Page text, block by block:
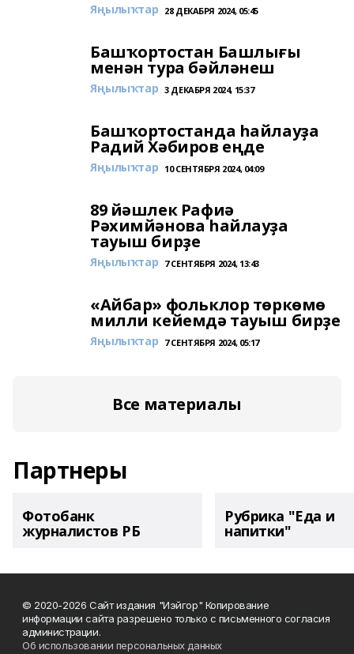
Яңылыҡтар 28 ДЕКАБРЯ 2024, 05:45
Башҡортостан Башлығы
менән тура бәйләнеш
Яңылыҡтар 3 ДЕКАБРЯ 2024, 15:37
Башҡортостанда һайлауҙа
Радий Хәбиров еңде
Яңылыҡтар 10 СЕНТЯБРЯ 2024, 04:09
89 йәшлек Рафиә
Рәхимйәнова һайлауҙа
тауыш бирҙе
Яңылыҡтар 7 СЕНТЯБРЯ 2024, 13:43
«Айбар» фольклор төркөмө
милли кейемдә тауыш бирҙе
Яңылыҡтар 7 СЕНТЯБРЯ 2024, 05:17
Все материалы
Партнеры
Фотобанк
журналистов РБ
Рубрика "Еда и
напитки"
© 2020-2026 Сайт издания "Иэйгор" Копирование
информации сайта разрешено только с письменного согласия
администрации.
Об использовании персональных данных